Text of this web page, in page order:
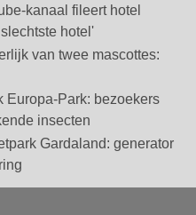
kanaal fileert hotel
hotel'
van twee mascottes:
Europa-Park: bezoekers
insecten
Gardaland: generator